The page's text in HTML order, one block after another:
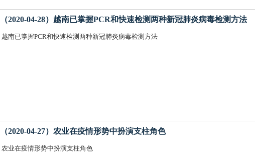
（2020-04-28）越南已掌握PCR和快速检测两种新冠肺炎病毒检测方法
越南已掌握PCR和快速检测两种新冠肺炎病毒检测方法
（2020-04-27）农业在疫情形势中扮演支柱角色
农业在疫情形势中扮演支柱角色